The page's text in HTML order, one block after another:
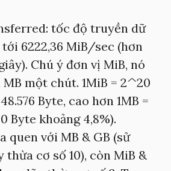
tốc độ truyền dữ
6222,36 MiB/sec (hơn
Chú ý đơn vị MiB, nó
MB một chút. 1MiB = 2^20
Byte, cao hơn 1MB =
Byte khoảng 4,8%).
quen với MB & GB (sử
thừa cơ số 10), còn MiB &